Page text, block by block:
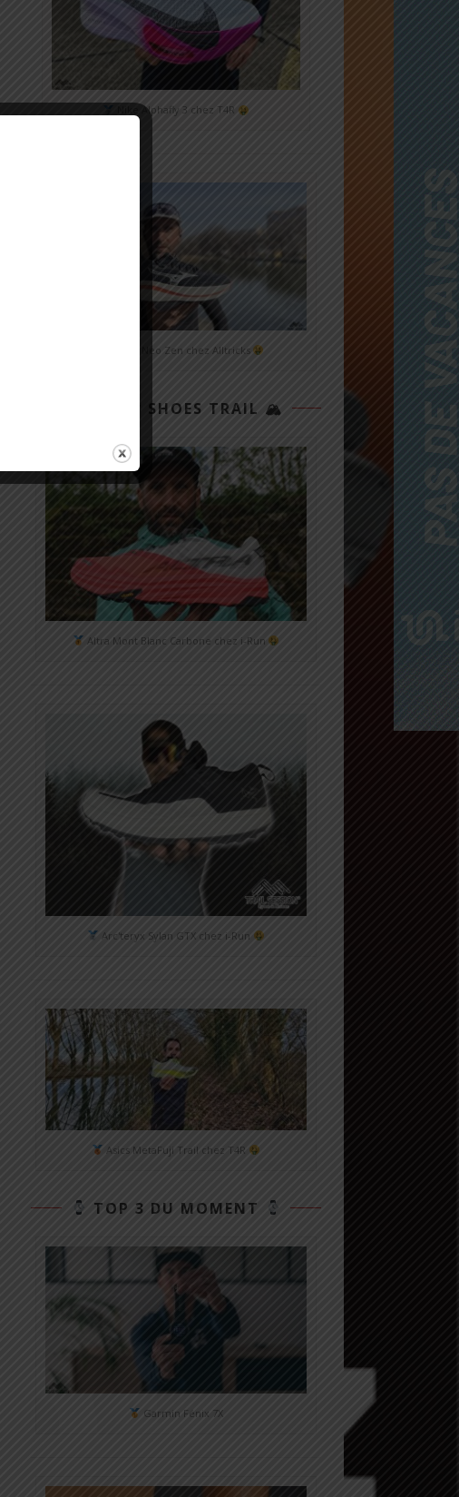
Nike Alphafly 3 chez T4R
Mizuno Neo Zen chez Alltricks
TOP 3 SHOES TRAIL 🏔
Altra Mont Blanc Carbone chez i-Run
Arc'teryx Sylan GTX chez i-Run
Asics MetaFuji Trail chez T4R
TOP 3 DU MOMENT
Garmin Fénix 7X